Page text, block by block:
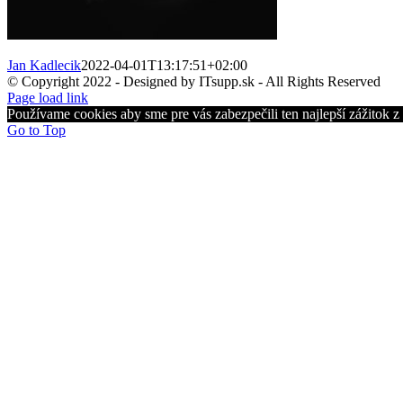
Jan Kadlecik2022-04-01T13:17:51+02:00
© Copyright 2022 - Designed by ITsupp.sk - All Rights Reserved
Page load link
Používame cookies aby sme pre vás zabezpečili ten najlepší zážitok
Go to Top